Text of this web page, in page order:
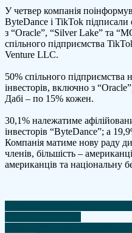
У четвер компанія
ByteDance і TikTok підписали
з “Oracle”, “Silver Lake” та
спільного підприємства
Venture LLC.
50% спільного
інвесторів, включно з
Дабі – по 15% кожен.
30,1% належатиме
інвесторів “ByteDance”; а
Компанія матиме нову раду
членів, більшість –
американців та національну
Навігація
записів